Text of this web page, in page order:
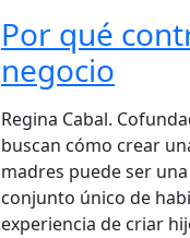
Por qué
negocio
Regina Cabal.
buscan cómo crear
madres puede ser
conjunto único de
experiencia de criar